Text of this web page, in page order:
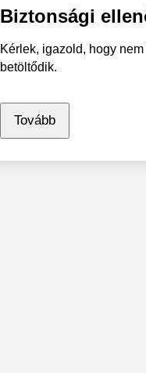
Biztonsági
Kérlek, igazold, hogy
betöltődik.
Tovább